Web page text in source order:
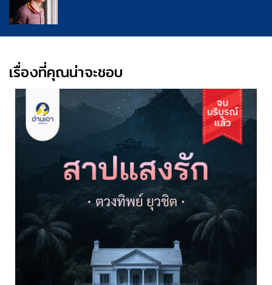
เรื่องที่คุณน่าจะชอบ